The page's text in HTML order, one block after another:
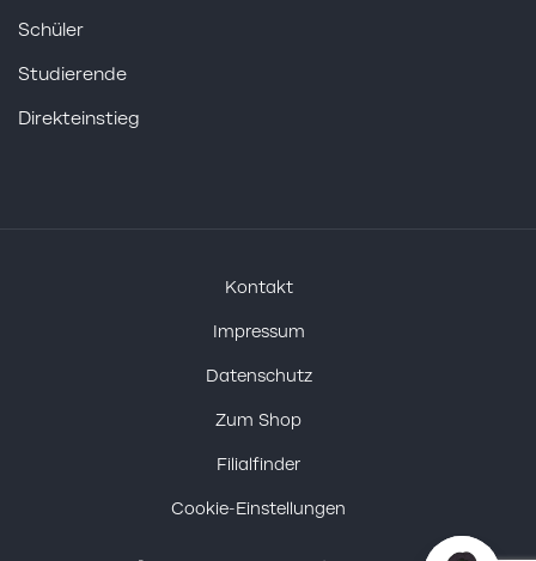
Schüler
Studierende
Direkteinstieg
Kontakt
Impressum
Datenschutz
Zum Shop
Filialfinder
Cookie-Einstellungen